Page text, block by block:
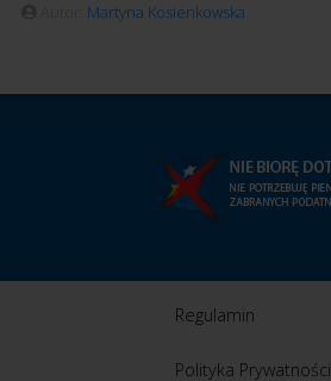
Martyna Kosienkowska
Regulamin
Polityka Prywatności